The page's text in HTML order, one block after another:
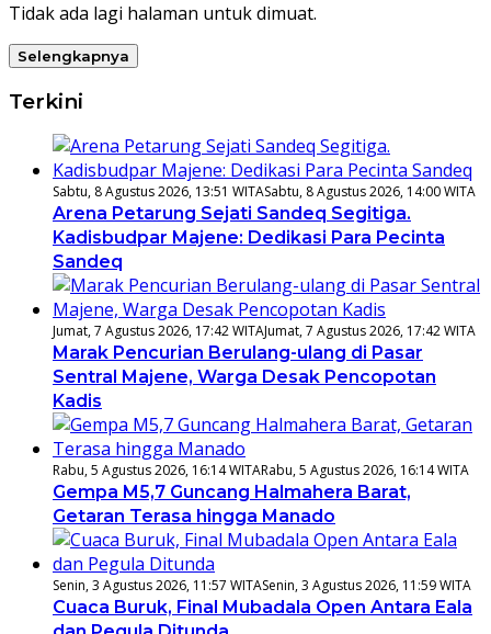
Tidak ada lagi halaman untuk dimuat.
Selengkapnya
Terkini
Sabtu, 8 Agustus 2026, 13:51 WITASabtu, 8 Agustus 2026, 14:00 WITA
Arena Petarung Sejati Sandeq Segitiga.
Kadisbudpar Majene: Dedikasi Para Pecinta
Sandeq
Jumat, 7 Agustus 2026, 17:42 WITAJumat, 7 Agustus 2026, 17:42 WITA
Marak Pencurian Berulang-ulang di Pasar
Sentral Majene, Warga Desak Pencopotan
Kadis
Rabu, 5 Agustus 2026, 16:14 WITARabu, 5 Agustus 2026, 16:14 WITA
Gempa M5,7 Guncang Halmahera Barat,
Getaran Terasa hingga Manado
Senin, 3 Agustus 2026, 11:57 WITASenin, 3 Agustus 2026, 11:59 WITA
Cuaca Buruk, Final Mubadala Open Antara Eala